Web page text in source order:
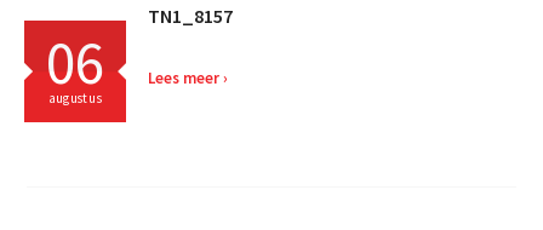
06
augustus
TN1_8157
Lees meer